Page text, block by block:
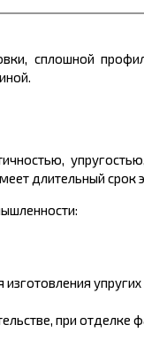
сплошной
длительный срок
изготовления
при отделке